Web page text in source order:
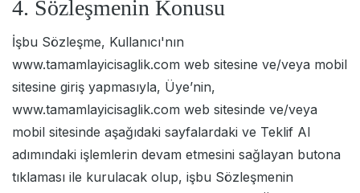
4. Sözleşmenin Konusu
İşbu Sözleşme, Kullanıcı'nın
www.tamamlayicisaglik.com web sitesine ve/veya mobil
sitesine giriş yapmasıyla, Üye’nin,
www.tamamlayicisaglik.com web sitesinde ve/veya
mobil sitesinde aşağıdaki sayfalardaki ve Teklif Al
adımındaki işlemlerin devam etmesini sağlayan butona
tıklaması ile kurulacak olup, işbu Sözleşmenin